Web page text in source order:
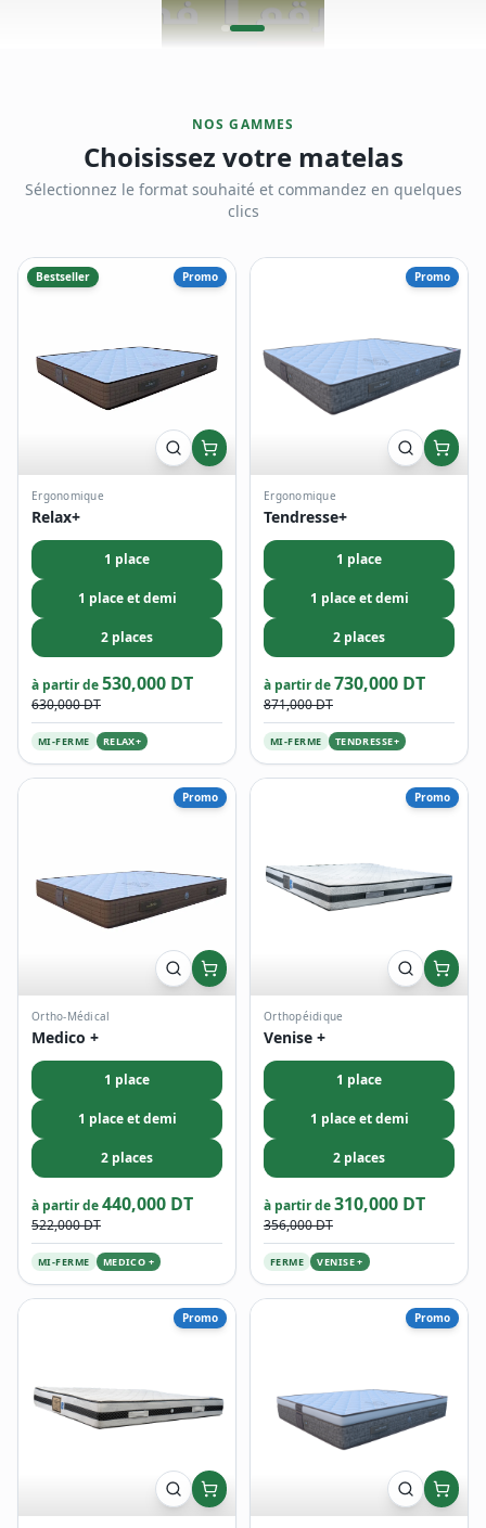
NOS GAMMES
Choisissez votre matelas
Sélectionnez le format souhaité et commandez en quelques
clics
Bestseller Promo
Ergonomique
Relax+
1 place
1 place et demi
2 places
à partir de530,000 DT
630,000 DT
MI-FERME RELAX+
Promo
Ergonomique
Tendresse+
1 place
1 place et demi
2 places
à partir de730,000 DT
871,000 DT
MI-FERME TENDRESSE+
Promo
Ortho-Médical
Medico +
1 place
1 place et demi
2 places
à partir de440,000 DT
522,000 DT
MI-FERME MEDICO +
Promo
Orthopéidique
Venise +
1 place
1 place et demi
2 places
à partir de310,000 DT
356,000 DT
FERME VENISE +
Promo Promo